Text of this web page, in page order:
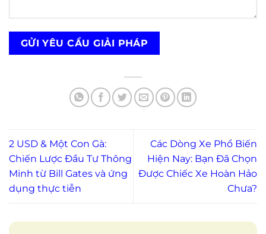
2 USD & Một Con Gà:
Chiến Lược Đầu Tư Thông
Minh từ Bill Gates và ứng
dụng thực tiễn
Các Dòng Xe Phổ Biến
Hiện Nay: Bạn Đã Chọn
Được Chiếc Xe Hoàn Hảo
Chưa?